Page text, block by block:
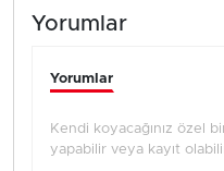
Yorumlar
Yorumlar
Kendi koyacağınız özel
yapabilir veya kayıt